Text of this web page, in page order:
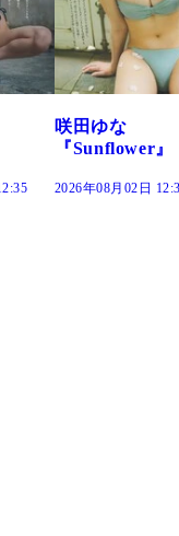
藤水咲桜『花
だまり』
2026年08月02日